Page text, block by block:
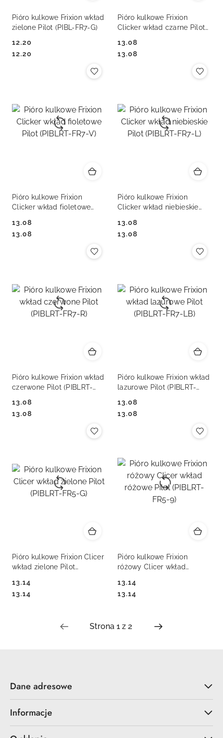
Pióro kulkowe Frixion wkład
zielone Pilot (PIBL-FR7-G)
Cena:
12.20
Cena:
12.20
Pióro kulkowe Frixion
Clicker wkład czarne Pilot
Cena:
13.08
Cena:
13.08
Pióro kulkowe Frixion
Clicker wkład fioletowe
Cena:
13.08
Cena:
13.08
Pióro kulkowe Frixion
Clicker wkład niebieskie
Cena:
13.08
Cena:
13.08
Pióro kulkowe Frixion wkład
czerwone Pilot (PIBLRT-
Cena:
13.08
Cena:
13.08
Pióro kulkowe Frixion wkład
lazurowe Pilot (PIBLRT-
Cena:
13.08
Cena:
13.08
Pióro kulkowe Frixion Clicer
wkład zielone Pilot
Cena:
13.14
Cena:
13.14
Pióro kulkowe Frixion
różowy Clicer wkład
9)
Cena:
13.14
Cena:
13.14
Dane adresowe
Informacje